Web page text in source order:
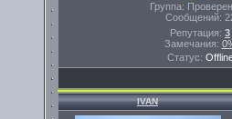
Группа:
Сообщений:
Репутация: 3
Замечания:
Статус:
IVAN